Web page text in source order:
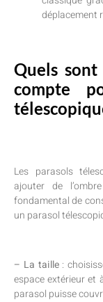
déplacement
Quels
compte
Les parasols
ajouter de
fondamental de
un parasol
– La taille:
espace extérieur et
parasol puisse